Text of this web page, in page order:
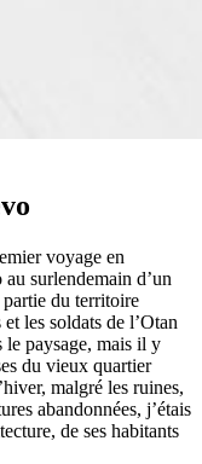
voyage en
surlendemain d’un
du territoire
les soldats de l’Otan
le paysage, mais il y
du vieux quartier
malgré les ruines,
abandonnées, j’étais
de ses habitants